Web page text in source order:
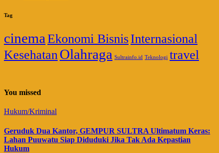
Tag
cinema Ekonomi BisnisInternasional
KesehatanOlahraga Sultrainfo.id Teknologi travel
You missed
Hukum/Kriminal
Geruduk Dua Kantor, GEMPUR SULTRA Ultimatum Keras:
Lahan Puuwatu Siap Diduduki Jika Tak Ada Kepastian
Hukum